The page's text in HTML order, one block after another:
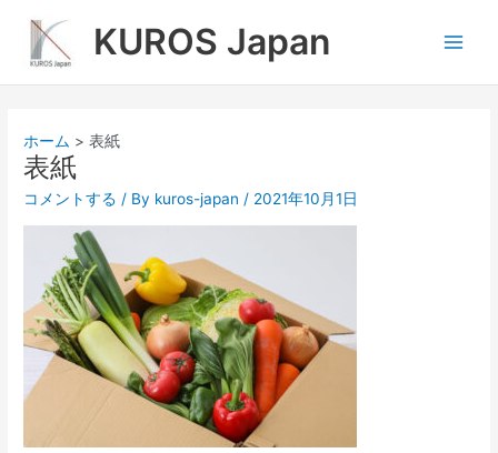
ス
KUROS Japan
ホーム 表紙
表紙
コメントする / By kuros-japan / 2021年10月1日